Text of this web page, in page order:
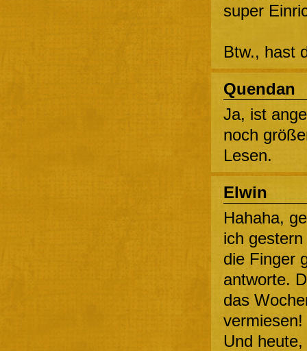
super
Btw., hast
Quendan
Ja, ist
noch
Lesen.
Elwin
Hahaha,
ich
die Finger
antworte.
das
vermiesen!
Und